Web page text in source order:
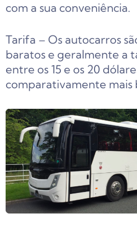
com a sua conveniência.
Tarifa – Os autocarros
baratos e geralmente a
entre os 15 e os 20
comparativamente mais